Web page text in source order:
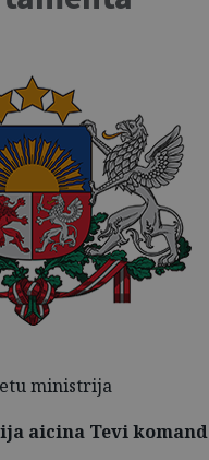
ministrija
aicina Tevi